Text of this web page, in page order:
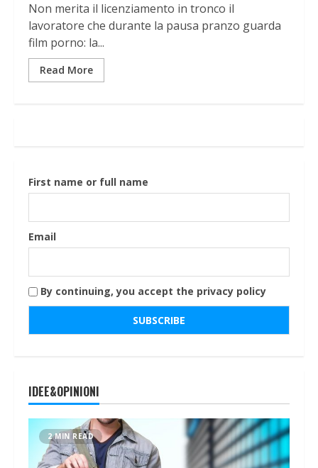
Non merita il licenziamento in tronco il
lavoratore che durante la pausa pranzo guarda
film porno: la...
Read More
First name or full name
Email
By continuing, you accept the privacy policy
IDEE&OPINIONI
2 MIN READ